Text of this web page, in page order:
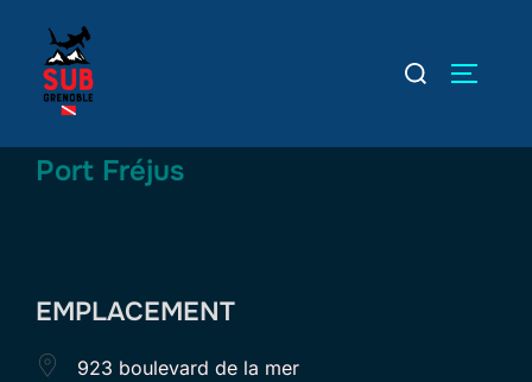
contenu
Rechercher :
Port Fréjus
EMPLACEMENT
923 boulevard de la mer